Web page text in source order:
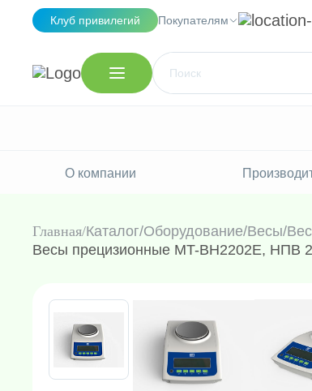
Клуб привилегий Покупателям
О компании
Главная Каталог/Оборудование/Весы/
Весы прецизионные MT-BH2202E, НПВ